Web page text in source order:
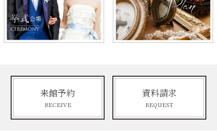
来館予約
RECEIVE
資料請求
REQUEST